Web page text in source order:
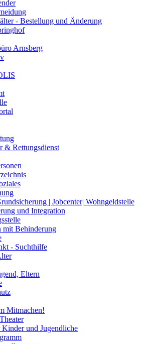
- Bestellung und Änderung
Arnsberg
& Rettungsdienst
| Jobcenter| Wohngeldstelle
und Integration
mit Behinderung
- Suchthilfe
Eltern
Mitmachen!
und Jugendliche